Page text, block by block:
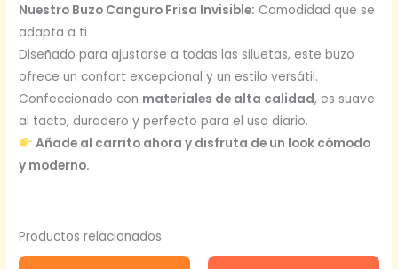
Nuestro Buzo Canguro Frisa Invisible: Comodidad que se
adapta a ti
Diseñado para ajustarse a todas las siluetas, este buzo
ofrece un confort excepcional y un estilo versátil.
Confeccionado con materiales de alta calidad, es suave
al tacto, duradero y perfecto para el uso diario.
Añade al carrito ahora y disfruta de un look cómodo
y moderno.
Productos relacionados